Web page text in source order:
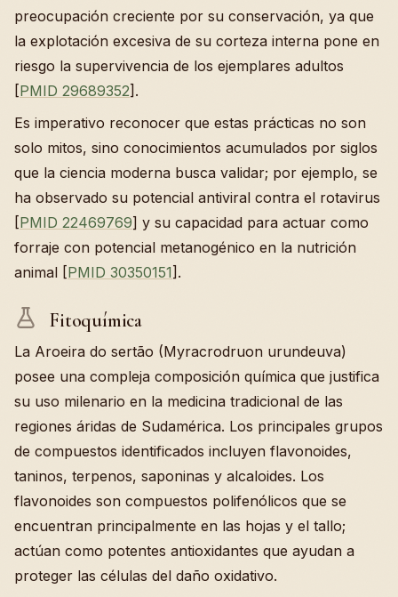
preocupación creciente por su conservación, ya que
la explotación excesiva de su corteza interna pone en
riesgo la supervivencia de los ejemplares adultos
[PMID 29689352].
Es imperativo reconocer que estas prácticas no son
solo mitos, sino conocimientos acumulados por siglos
que la ciencia moderna busca validar; por ejemplo, se
ha observado su potencial antiviral contra el rotavirus
[PMID 22469769] y su capacidad para actuar como
forraje con potencial metanogénico en la nutrición
animal [PMID 30350151].
Fitoquímica
La Aroeira do sertão (Myracrodruon urundeuva)
posee una compleja composición química que justifica
su uso milenario en la medicina tradicional de las
regiones áridas de Sudamérica. Los principales grupos
de compuestos identificados incluyen flavonoides,
taninos, terpenos, saponinas y alcaloides. Los
flavonoides son compuestos polifenólicos que se
encuentran principalmente en las hojas y el tallo;
actúan como potentes antioxidantes que ayudan a
proteger las células del daño oxidativo.